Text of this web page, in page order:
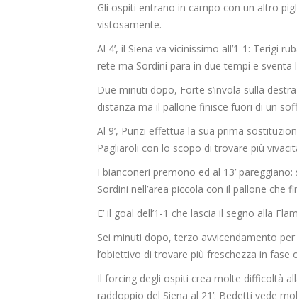
Gli ospiti entrano in campo con un altro
vistosamente.
Al 4’, il Siena va vicinissimo all’1-1: Terigi
rete ma Sordini para in due tempi e sventa
Due minuti dopo, Forte s’invola sulla
distanza ma il pallone finisce fuori di un
Al 9’, Punzi effettua la sua prima
Pagliaroli con lo scopo di trovare più
I bianconeri premono ed al 13’
Sordini nell’area piccola con il pallone che
E’ il goal dell’1-1 che lascia il segno alla
Sei minuti dopo, terzo avvicendamento
l’obiettivo di trovare più freschezza in fase
Il forcing degli ospiti crea molte difficoltà
raddoppio del Siena al 21’: Bedetti vede